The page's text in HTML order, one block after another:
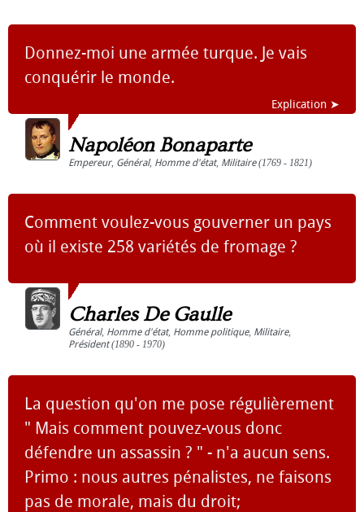
Donnez-moi une armée turque. Je vais
conquérir le monde.
Explication ➤
Napoléon Bonaparte
Empereur, Général, Homme d'état, Militaire(1769 - 1821)
Comment voulez-vous gouverner un pays
où il existe 258 variétés de fromage ?
Charles De Gaulle
Général, Homme d'état, Homme politique, Militaire,
Président(1890 - 1970)
La question qu'on me pose régulièrement
" Mais comment pouvez-vous donc
défendre un assassin ? " - n'a aucun sens.
Primo : nous autres pénalistes, ne faisons
pas de morale, mais du droit;